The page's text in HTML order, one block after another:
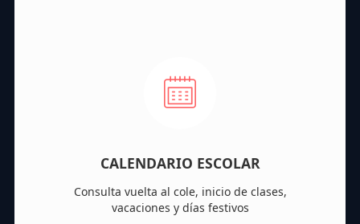
CALENDARIO ESCOLAR
Consulta vuelta al cole, inicio de clases,
vacaciones y días festivos